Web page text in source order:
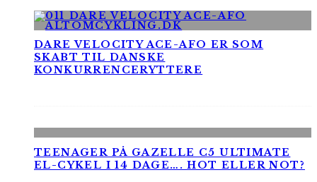
DARE VELOCITY ACE-AFO ER SOM
SKABT TIL DANSKE
KONKURRENCERYTTERE
TEENAGER PÅ GAZELLE C5 ULTIMATE
EL-CYKEL I 14 DAGE…. HOT ELLER NOT?